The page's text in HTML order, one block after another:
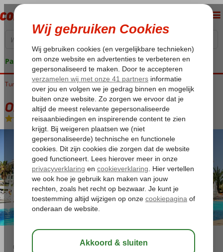
Pakketgarantie
Home
Turkije Turkse Riviera Belek Orange County Resort Hotel Belek
Orange County Resort Hotel Belek
Ultra All Inclusive-Hotel
03:45 aug 33°C